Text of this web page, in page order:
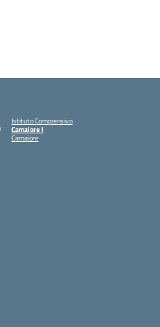
Istituto Comprensivo
Camaiore I
Camaiore